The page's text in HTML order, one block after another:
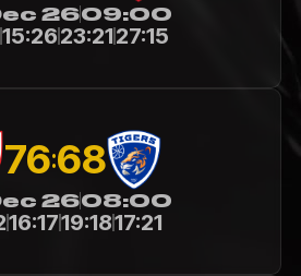
2609:00
15:2623:2127:15
76:68
2608:00
16:1719:1817:21